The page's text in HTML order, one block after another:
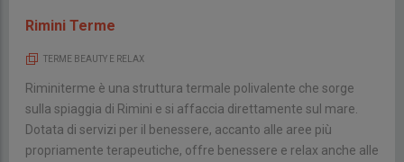
Rimini Terme
TERME BEAUTY E RELAX
Riminiterme è una struttura termale polivalente che sorge
sulla spiaggia di Rimini e si affaccia direttamente sul mare.
Dotata di servizi per il benessere, accanto alle aree più
propriamente terapeutiche, offre benessere e relax anche alle